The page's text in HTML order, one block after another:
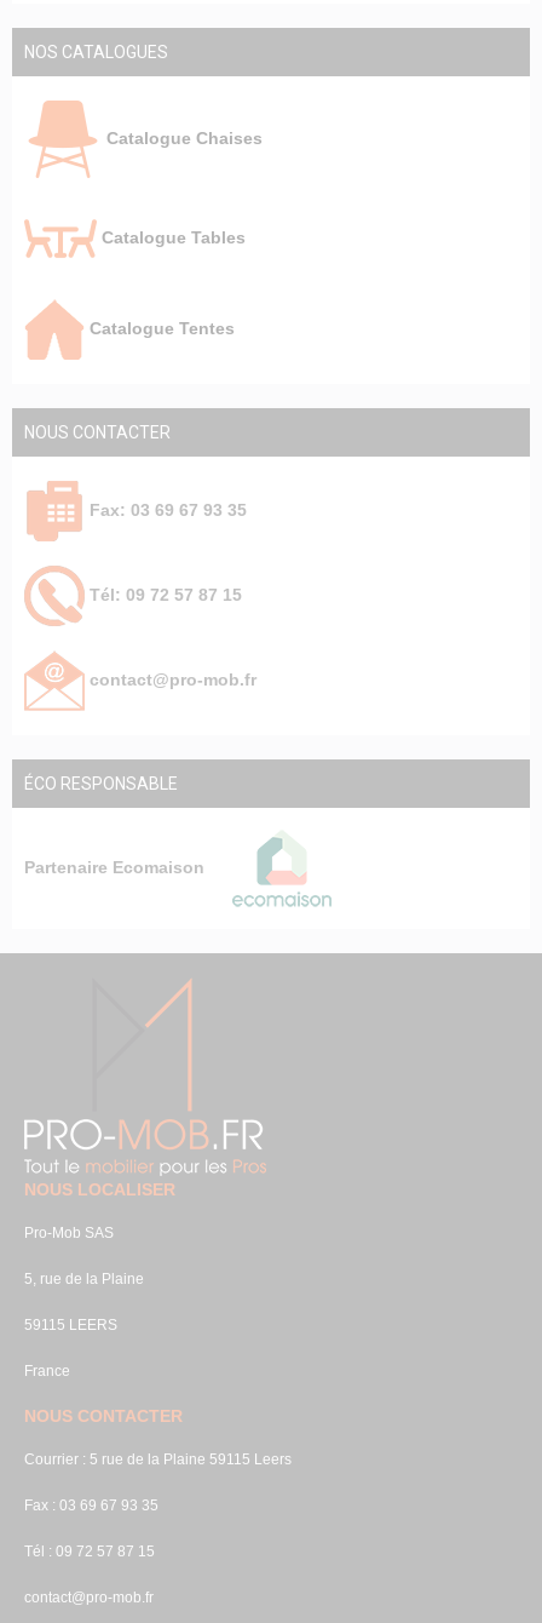
NOS CATALOGUES
Catalogue Chaises
Catalogue Tables
Catalogue Tentes
NOUS CONTACTER
Fax: 03 69 67 93 35
Tél: 09 72 57 87 15
contact@pro-mob.fr
ÉCO RESPONSABLE
Partenaire Ecomaison
NOUS LOCALISER
Pro-Mob SAS
5, rue de la Plaine
59115 LEERS
France
NOUS CONTACTER
Courrier : 5 rue de la Plaine 59115 Leers
Fax : 03 69 67 93 35
Tél : 09 72 57 87 15
contact@pro-mob.fr